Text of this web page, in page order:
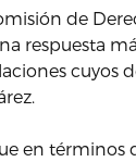
de
respuesta
cuyos
en términos